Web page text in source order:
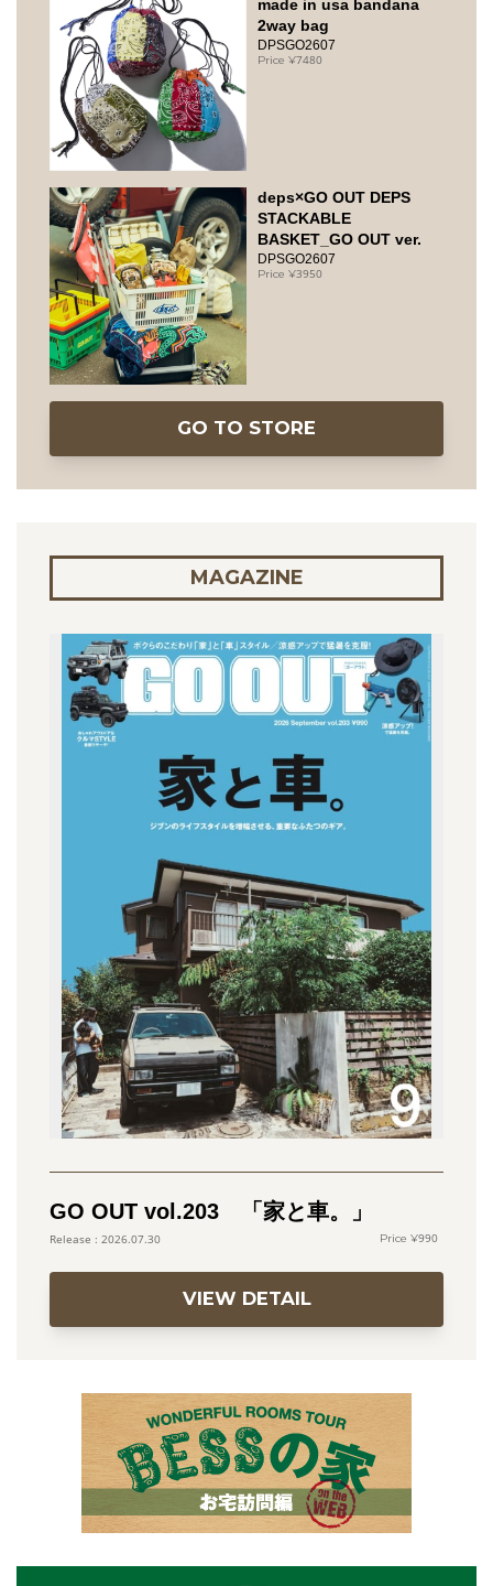
made in usa bandana
2way bag
DPSGO2607
7480
deps×GO OUT DEPS
STACKABLE
BASKET_GO OUT ver.
DPSGO2607
3950
GO TO STORE
MAGAZINE
GO OUT vol.203 「家と車。」
2026.07.30 990
VIEW DETAIL